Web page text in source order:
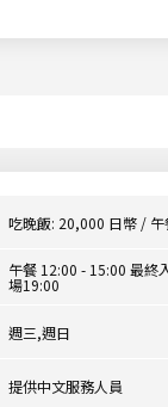
吃晚飯: 20,000 日幣 /
午餐 12:00 - 15:00 最終
場19:00
週三,週日
提供中文服務人員